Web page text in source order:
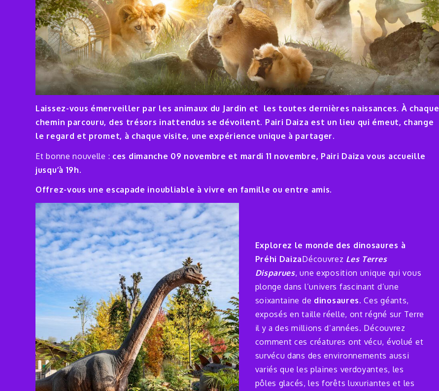
Laissez-vous émerveiller par les animaux du Jardin et les toutes dernières naissances. À chaque
chemin parcouru, des trésors inattendus se dévoilent. Pairi Daiza est un lieu qui émeut, change
le regard et promet, à chaque visite, une expérience unique à partager.
Et bonne nouvelle : ces dimanche 09 novembre et mardi 11 novembre, Pairi Daiza vous accueille
jusqu’à 19h.
Offrez-vous une escapade inoubliable à vivre en famille ou entre amis.
Explorez le monde des dinosaures à
Préhi DaizaDécouvrez Les Terres
Disparues, une exposition unique qui vous
plonge dans l’univers fascinant d’une
soixantaine de dinosaures. Ces géants,
exposés en taille réelle, ont régné sur Terre
il y a des millions d’années. Découvrez
comment ces créatures ont vécu, évolué et
survécu dans des environnements aussi
variés que les plaines verdoyantes, les
pôles glacés, les forêts luxuriantes et les